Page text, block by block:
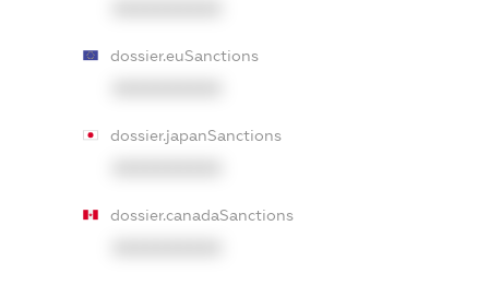
dossier.euSanctions
dossier.japanSanctions
dossier.canadaSanctions